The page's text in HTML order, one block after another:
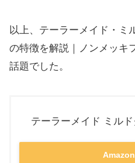
以上、テーラーメイド・ミ
の特徴を解説 ｜ノンメッキ
話題でした。
テーラーメイド ミル